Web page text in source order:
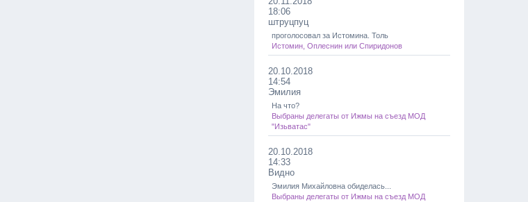
18:06
штруцпуц
проголосовал за Истомина. Толь
Истомин, Оплеснин или Спиридонов
20.10.2018
14:54
Эмилия
На что?
Выбраны делегаты от Ижмы на съезд МОД
"Изьватас"
20.10.2018
14:33
Видно
Эмилия Михайловна обиделась...
Выбраны делегаты от Ижмы на съезд МОД